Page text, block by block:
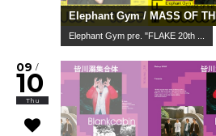
Elephant Gym / MASS OF
Elephant Gym pre. "FLAKE 20th ...
09 /
10
Thu